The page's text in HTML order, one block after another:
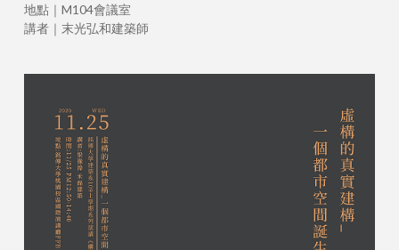
地點｜M104會議室
講者｜末光弘和建築師